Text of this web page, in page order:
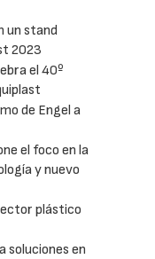
un stand
2023
el 40º
de Engel a
el foco en la
y nuevo
plástico
soluciones en